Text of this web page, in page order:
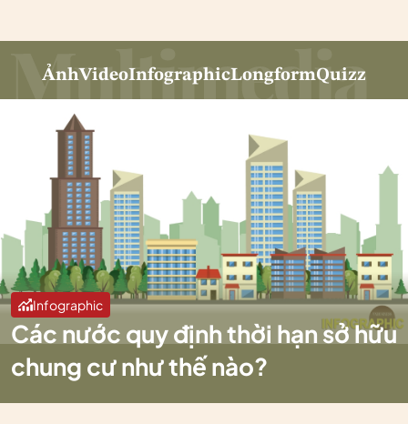
ẢnhVideoInfographicLongformQuizz
Infographic
Các nước quy định thời hạn sở hữu
chung cư như thế nào?